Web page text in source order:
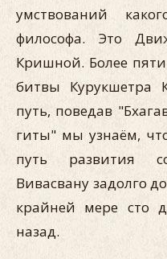
умствований
философа. Это
Кришной. Более
битвы Курукшетра
путь, поведав
гиты" мы узнаём,
путь развития
Вивасвану задолго
крайней мере сто
назад.